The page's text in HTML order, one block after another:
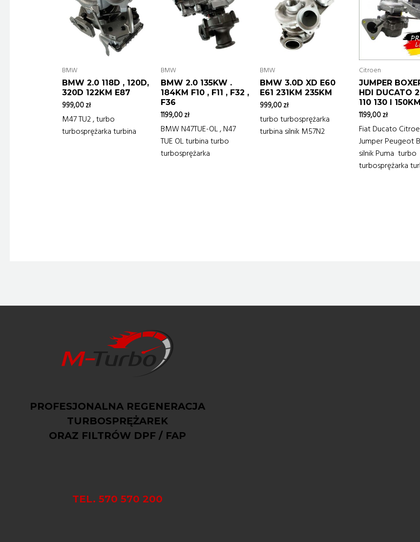
BMW
BMW 2.0 118D , 120D,
320D 122KM E87
999,00zł
M47 TU2 , turbo
turbosprężarka turbina
BMW
BMW 2.0 135KW .
184KM F10 , F11 , F32 ,
F36
1199,00zł
BMW N47TUE-OL , N47
TUE OL turbina turbo
turbosprężarka
BMW
BMW 3.0D XD E60
E61 231KM 235KM
999,00zł
turbo turbosprężarka
turbina silnik M57N2
Citroen
JUMPER
HDI DUCATO
110 130 I 150KM
1199,00zł
Fiat Ducato
Jumper Peugeot
silnik Puma turbo
turbosprężarka
PROFESJONALNA REGENERACJA
TURBOSPRĘŻAREK
ORAZ FILTRÓW DPF / FAP
TEL. 570 570 200